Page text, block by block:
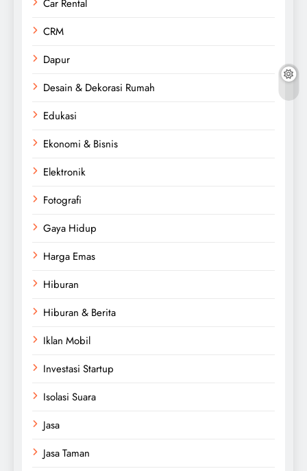
Car Rental
CRM
Dapur
Desain & Dekorasi Rumah
Edukasi
Ekonomi & Bisnis
Elektronik
Fotografi
Gaya Hidup
Harga Emas
Hiburan
Hiburan & Berita
Iklan Mobil
Investasi Startup
Isolasi Suara
Jasa
Jasa Taman